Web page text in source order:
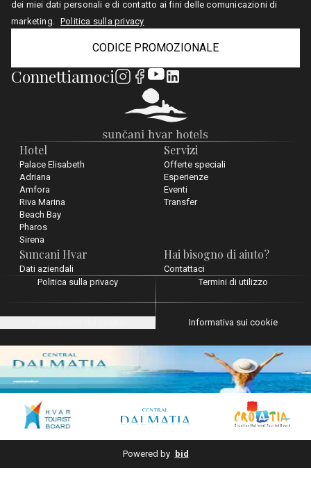
Hotel
Palace Elisabeth
Adriana
Amfora
Riva Marina
Beach Bay
Pharos
Sirena
Servizi
Offerte speciali
Esperienze
Eventi
Transfer
Suncani Hvar
Dati aziendali
Hai bisogno di aiuto?
Contattaci
dei miei dati personali e di contatto ai fini delle comunicazioni di
marketing. Politica sulla privacy
CODICE PROMOZIONALE
Connettiamoci
Politica sulla privacy Termini di utilizzo
Informativa sui cookie
Powered by bid